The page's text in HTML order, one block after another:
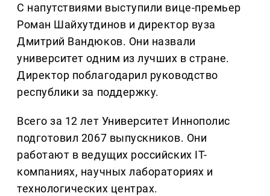
С напутствиями выступили вице-премьер
Роман Шайхутдинов и директор вуза
Дмитрий Вандюков. Они назвали
университет одним из лучших в стране.
Директор поблагодарил руководство
республики за поддержку.
Всего за 12 лет Университет Иннополис
подготовил 2067 выпускников. Они
работают в ведущих российских IT-
компаниях, научных лабораториях и
технологических центрах.